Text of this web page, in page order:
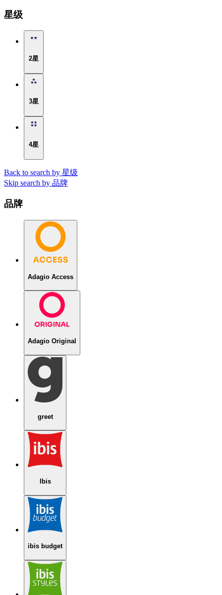
星级
2星
3星
4星
Back to search by 星级
Skip search by 品牌
品牌
Adagio Access
Adagio Original
greet
Ibis
ibis budget